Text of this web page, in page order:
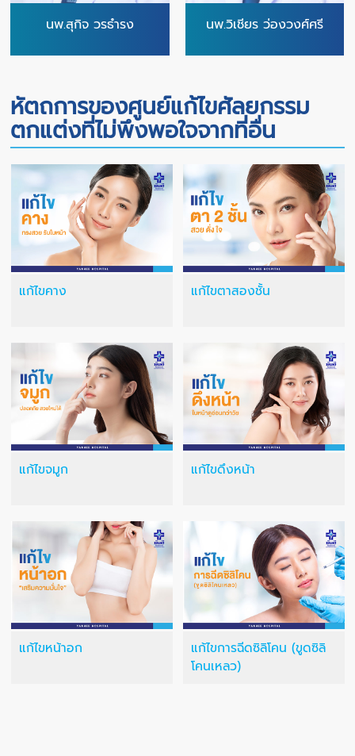
นพ.สุกิจ วรธำรง นพ.วิเชียร ว่องวงศ์ศรี
หัตถการของศูนย์แก้ไขศัลยกรรม
ตกแต่งที่ไม่พึงพอใจจากที่อื่น
แก้ไขคาง แก้ไขตาสองชั้น
แก้ไขจมูก แก้ไขดึงหน้า
แก้ไขหน้าอก
แก้ไขการฉีดซิลิโคน (ขูดซิลิ
โคนเหลว)